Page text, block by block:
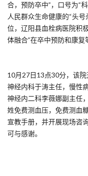
合，预防卒中”，口号为“
人民群众生命健康的“头
位，辽阳县血栓病医院积
体融合”在卒中预防和康复
10月27日13点30分，该
神经内科于涛主任，慢性
神经内二科李薇娜副主任
姓免费测血压，免费测血
宣教手册，并开展现场咨
可与感谢。